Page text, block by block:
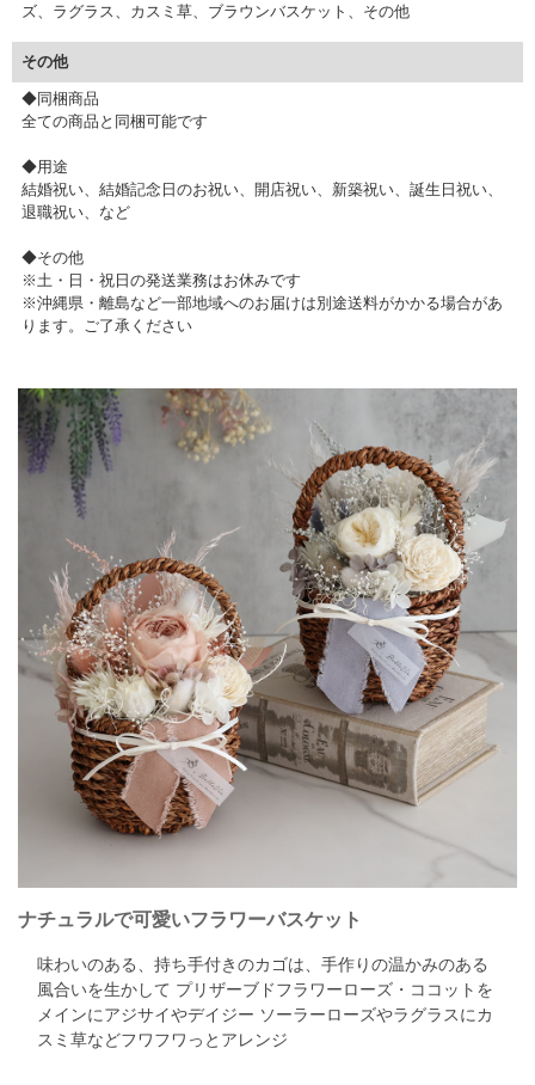
ズ、ラグラス、カスミ草、ブラウンバスケット、その他
その他
◆同梱商品
全ての商品と同梱可能です
◆用途
結婚祝い、結婚記念日のお祝い、開店祝い、新築祝い、誕生日祝い、
退職祝い、など
◆その他
※土・日・祝日の発送業務はお休みです
※沖縄県・離島など一部地域へのお届けは別途送料がかかる場合があ
ります。ご了承ください
ナチュラルで可愛いフラワーバスケット
味わいのある、持ち手付きのカゴは、手作りの温かみのある
風合いを生かして プリザーブドフラワーローズ・ココットを
メインにアジサイやデイジー ソーラーローズやラグラスにカ
スミ草などフワフワっとアレンジ